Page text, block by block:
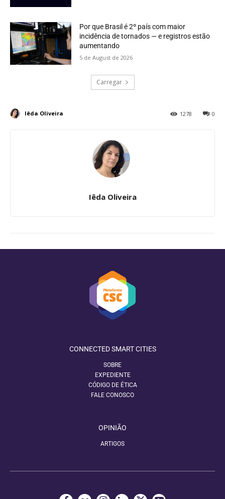
Por que Brasil é 2º país com maior
incidência de tornados — e registros estão
aumentando
5 de August de 2026
Carregar
Iêda Oliveira 0
1278
Iêda Oliveira
CONNECTED SMART CITIES
SOBRE
EXPEDIENTE
CÓDIGO DE ÉTICA
FALE CONOSCO
OPINIÃO
ARTIGOS